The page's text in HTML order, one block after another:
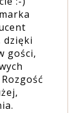
dzięki
gości,